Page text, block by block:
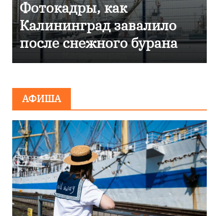
завалило
бурана
Фоторепортаж
Калининграде
эвакуировали
сообщения о
АФИША